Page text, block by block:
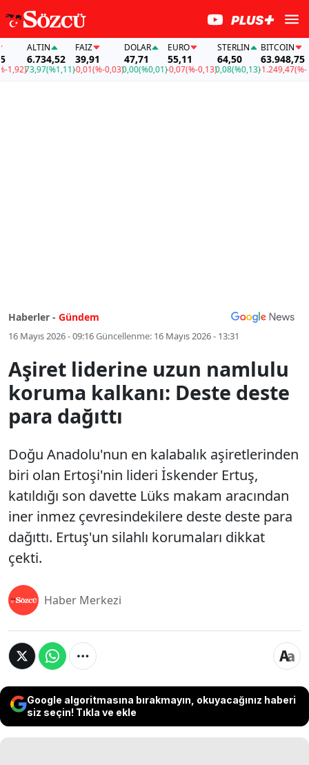
ALTIN
6.734,52
73,97(%1,11)
FAİZ
39,91
-0,01(%-0,03)
DOLAR
47,71
0,00(%0,01)
EURO
55,11
-0,07(%-0,13)
STERLIN
64,50
0,08(%0,13)
BITCOIN
63.948,75
-1.249,47(%-
Haberler - Gündem
16 Mayıs 2026 - 09:16Güncellenme: 16 Mayıs 2026 - 13:31
Aşiret liderine uzun namlulu
koruma kalkanı: Deste deste
para dağıttı
Doğu Anadolu'nun en kalabalık aşiretlerinden
biri olan Ertoşi'nin lideri İskender Ertuş,
katıldığı son davette Lüks makam aracından
iner inmez çevresindekilere deste deste para
dağıttı. Ertuş'un silahlı korumaları dikkat
çekti.
Haber Merkezi
Google algoritmasına bırakmayın, okuyacağınız haberi
siz seçin! Tıkla ve ekle